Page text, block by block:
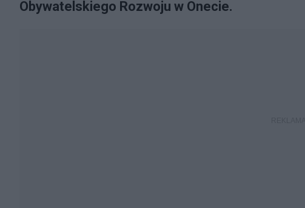
Obywatelskiego Rozwoju w Onecie.